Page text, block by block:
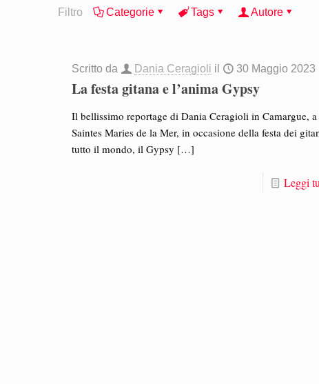
Filtro Categorie Tags Autore
Scritto da Dania Ceragioli il 30 Maggio 2023
La festa gitana e l’anima Gypsy
Il bellissimo reportage di Dania Ceragioli in Camargue, a
Saintes Maries de la Mer, in occasione della festa dei
tutto il mondo, il Gypsy […]
Leggi